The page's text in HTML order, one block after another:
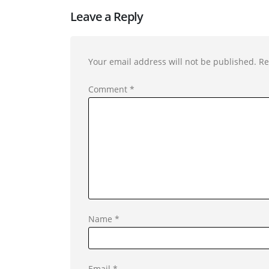
Leave a Reply
Your email address will not be published.
Comment *
Name *